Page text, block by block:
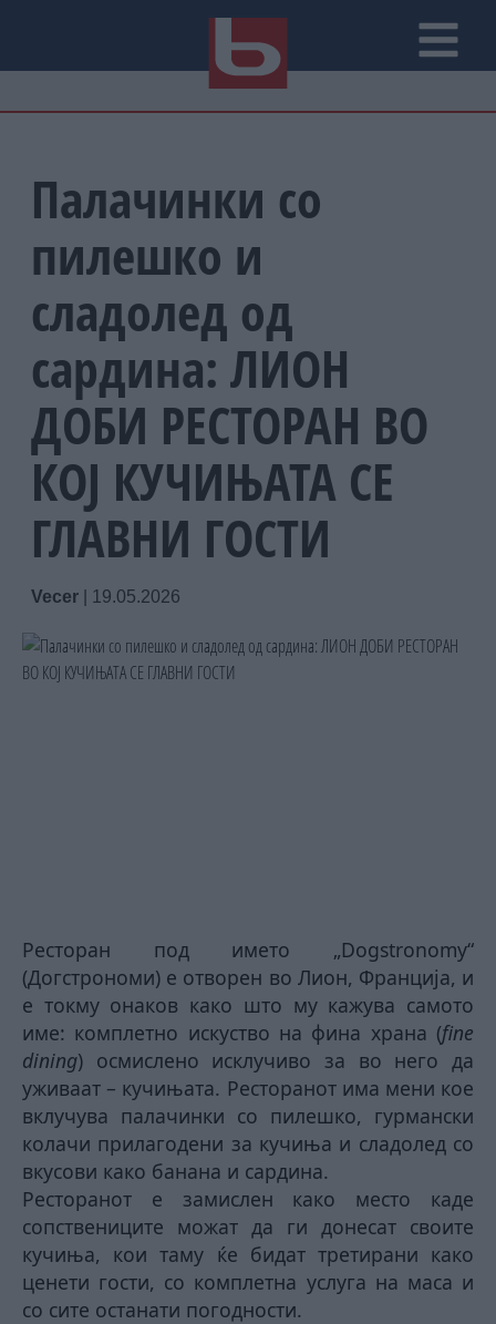
Палачинки со
пилешко и
сладолед од
сардина: ЛИОН
ДОБИ РЕСТОРАН ВО
КОЈ КУЧИЊАТА СЕ
ГЛАВНИ ГОСТИ
Vecer 19.05.2026
Ресторан под името „Dogstronomy“
(Догстрономи) е отворен во Лион, Франција, и
е токму онаков како што му кажува самото
име: комплетно искуство на фина храна (fine
dining) осмислено исклучиво за во него да
уживаат – кучињата. Ресторанот има мени кое
вклучува палачинки со пилешко, гурмански
колачи прилагодени за кучиња и сладолед со
вкусови како банана и сардина.
Ресторанот е замислен како место каде
сопствениците можат да ги донесат своите
кучиња, кои таму ќе бидат третирани како
ценети гости, со комплетна услуга на маса и
со сите останати погодности.